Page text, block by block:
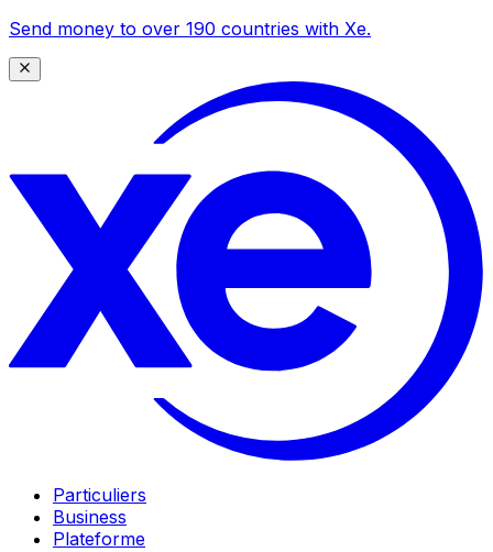
Send money to over 190 countries with Xe.
Particuliers
Business
Plateforme